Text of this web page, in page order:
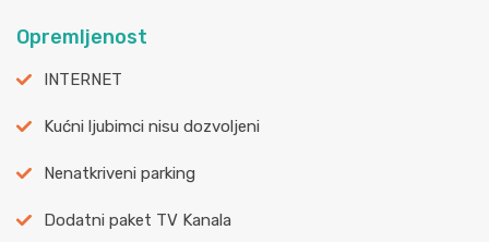
Opremljenost
INTERNET
Kućni ljubimci nisu dozvoljeni
Nenatkriveni parking
Dodatni paket TV Kanala